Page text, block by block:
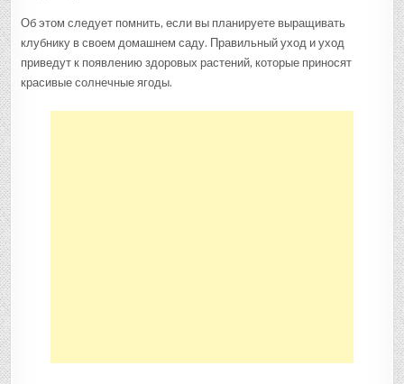
Об этом следует помнить, если вы планируете выращивать
клубнику в своем домашнем саду. Правильный уход и уход
приведут к появлению здоровых растений, которые приносят
красивые солнечные ягоды.